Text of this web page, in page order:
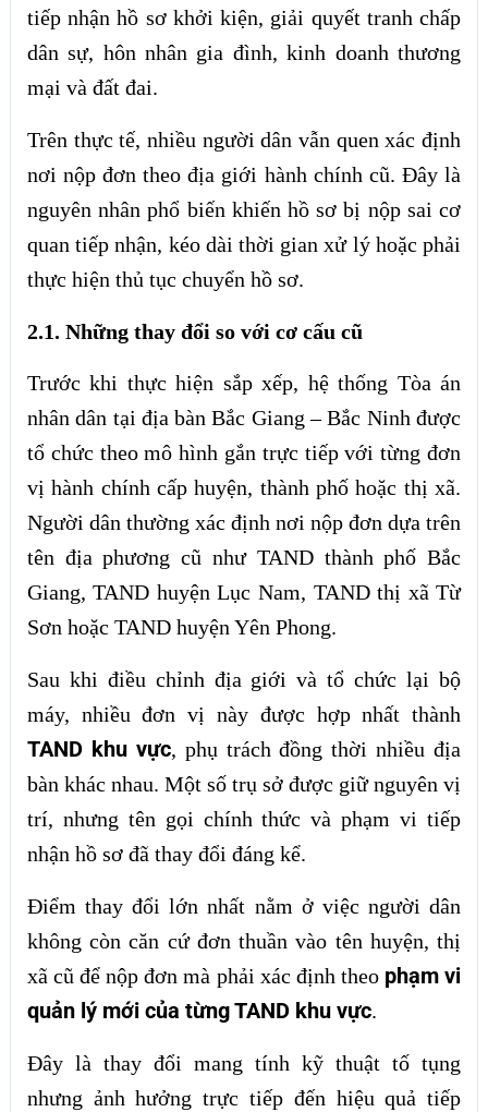
tiếp nhận hồ sơ khởi kiện, giải quyết tranh chấp
dân sự, hôn nhân gia đình, kinh doanh thương
mại và đất đai.
Trên thực tế, nhiều người dân vẫn quen xác định
nơi nộp đơn theo địa giới hành chính cũ. Đây là
nguyên nhân phổ biến khiến hồ sơ bị nộp sai cơ
quan tiếp nhận, kéo dài thời gian xử lý hoặc phải
thực hiện thủ tục chuyển hồ sơ.
2.1. Những thay đổi so với cơ cấu cũ
Trước khi thực hiện sắp xếp, hệ thống Tòa án
nhân dân tại địa bàn Bắc Giang – Bắc Ninh được
tổ chức theo mô hình gắn trực tiếp với từng đơn
vị hành chính cấp huyện, thành phố hoặc thị xã.
Người dân thường xác định nơi nộp đơn dựa trên
tên địa phương cũ như TAND thành phố Bắc
Giang, TAND huyện Lục Nam, TAND thị xã Từ
Sơn hoặc TAND huyện Yên Phong.
Sau khi điều chỉnh địa giới và tổ chức lại bộ
máy, nhiều đơn vị này được hợp nhất thành
TAND khu vực, phụ trách đồng thời nhiều địa
bàn khác nhau. Một số trụ sở được giữ nguyên vị
trí, nhưng tên gọi chính thức và phạm vi tiếp
nhận hồ sơ đã thay đổi đáng kể.
Điểm thay đổi lớn nhất nằm ở việc người dân
không còn căn cứ đơn thuần vào tên huyện, thị
xã cũ để nộp đơn mà phải xác định theo phạm vi
quản lý mới của từng TAND khu vực.
Đây là thay đổi mang tính kỹ thuật tố tụng
nhưng ảnh hưởng trực tiếp đến hiệu quả tiếp